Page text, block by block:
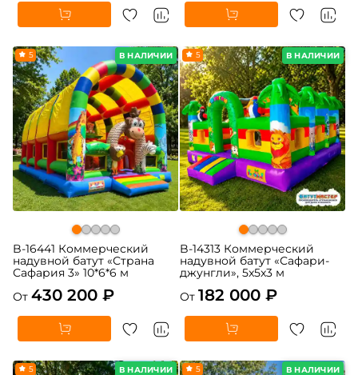
В НАЛИЧИИ
5
B-16441 Коммерческий
надувной батут «Страна
Сафария 3» 10*6*6 м
От 430 200 ₽
В НАЛИЧИИ
5
B-14313 Коммерческий
надувной батут «Сафари-
джунгли», 5x5x3 м
От 182 000 ₽
В НАЛИЧИИ
5 В НАЛИЧИИ
5